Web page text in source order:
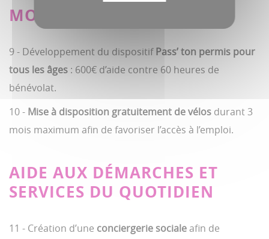
MOBILITÉ
9 - Développement du dispositifPass’ ton permis pour
tous les âges : 600€ d’aide contre 60 heures de
bénévolat.
10 - Mise à disposition gratuitement de vélos durant 3
mois maximum afin de favoriser l’accès à l’emploi.
AIDE AUX DÉMARCHES ET
SERVICES DU QUOTIDIEN
11 - Création d’une conciergerie socialeafin de